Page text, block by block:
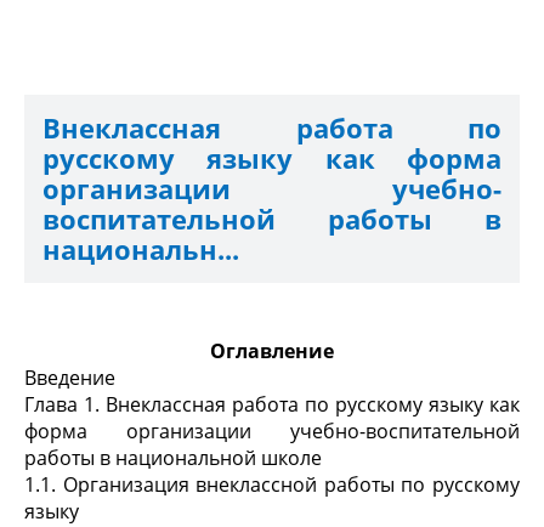
Внеклассная работа по
русскому языку как форма
организации учебно-
воспитательной работы в
национальн...
Оглавление
Введение
Глава 1. Внеклассная работа по русскому языку как
форма организации учебно-воспитательной
работы в национальной школе
1.1. Организация внеклассной работы по русскому
языку